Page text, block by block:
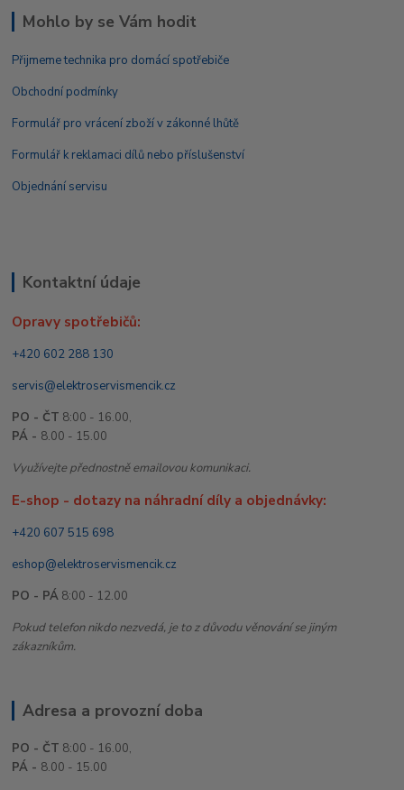
Mohlo by se Vám hodit
Přijmeme technika pro domácí spotřebiče
Obchodní podmínky
Formulář pro vrácení zboží v zákonné lhůtě
Formulář k reklamaci dílů nebo příslušenství
Objednání servisu
Kontaktní údaje
Opravy spotřebičů:
+420 602 288 130
servis@elektroservismencik.cz
PO - ČT 8:00 - 16.00,
PÁ - 8.00 - 15.00
Využívejte přednostně emailovou komunikaci.
E-shop - dotazy na náhradní díly a objednávky:
+420 607 515 698
eshop@elektroservismencik.cz
PO - PÁ 8:00 - 12.00
Pokud telefon nikdo nezvedá, je to z důvodu věnování se jiným
zákazníkům.
Adresa a provozní doba
PO - ČT 8:00 - 16.00,
PÁ - 8.00 - 15.00